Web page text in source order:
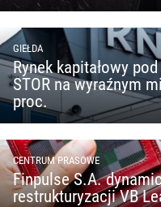
GIEŁDA
Rynek kapitałowy
STOR na wyraźnym
proc.
CENTRUM PRASOWE
Finpulse S.A.
restrukturyzacji VB